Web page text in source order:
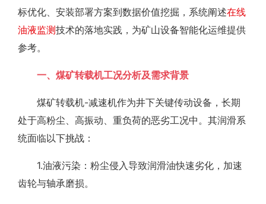
标优化、安装部署方案到数据价值挖掘，系统阐述在线
油液监测技术的落地实践，为矿山设备智能化运维提供
参考。
一、煤矿转载机工况分析及需求背景
煤矿转载机-减速机作为井下关键传动设备，长期
处于高粉尘、高振动、重负荷的恶劣工况中。其润滑系
统面临以下挑战：
1.油液污染：粉尘侵入导致润滑油快速劣化，加速
齿轮与轴承磨损。